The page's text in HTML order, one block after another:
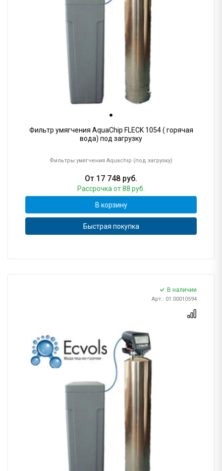
Фильтр умягчения AquaChip FLECK 1054 ( горячая
вода) под загрузку
Фильтры умягчения Aquachip (под загрузку)
От 17 748 руб.
Рассрочка от 88 руб.
В корзину
Быстрая покупка
В наличии
Арт.: 01.00010594